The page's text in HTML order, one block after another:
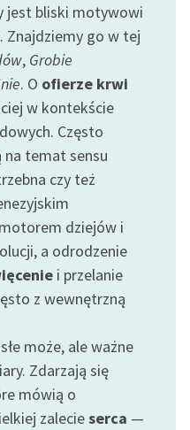
jest bliski motywowi
. Znajdziemy go w tej
, Grobie
. O ofierze krwi
w kontekście
Często
na temat sensu
czy też
dziejów i
a odrodzenie
i przelanie
z wewnętrzną
może, ale ważne
Zdarzają się
mówią o
zalecieserca —